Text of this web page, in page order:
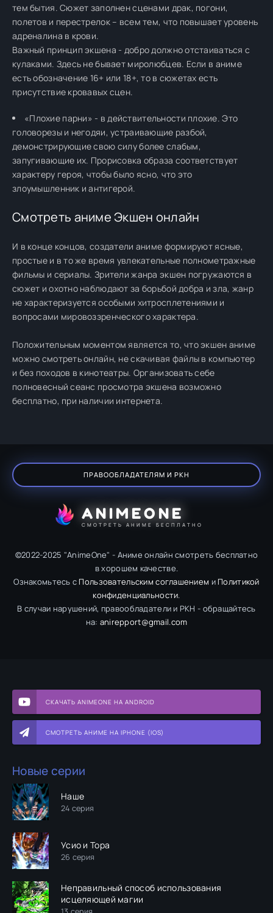
СКАЧАТЬ ANIMEONE НА ANDROID
СМОТРЕТЬ АНИМЕ НА IPHONE (IOS)
Новые серии
Наше
24 серия
Усио и Тора
26 серия
Неправильный способ использования
исцеляющей магии
тем бытия. Сюжет заполнен сценами драк, погони,
полетов и перестрелок – всем тем, что повышает уровень
адреналина в крови.
Важный принцип экшена - добро должно отстаиваться с
кулаками. Здесь не бывает миролюбцев. Если в аниме
есть обозначение 16+ или 18+, то в сюжетах есть
присутствие кровавых сцен.
«Плохие парни» - в действительности плохие. Это
головорезы и негодяи, устраивающие разбой,
демонстрирующие свою силу более слабым,
запугивающие их. Прорисовка образа соответствует
характеру героя, чтобы было ясно, что это
злоумышленник и антигерой.
Смотреть аниме Экшен онлайн
И в конце концов, создатели аниме формируют ясные,
простые и в то же время увлекательные полнометражные
фильмы и сериалы. Зрители жанра экшен погружаются в
сюжет и охотно наблюдают за борьбой добра и зла, жанр
не характеризуется особыми хитросплетениями и
вопросами мировоззренческого характера.
Положительным моментом является то, что экшен аниме
можно смотреть онлайн, не скачивая файлы в компьютер
и без походов в кинотеатры. Организовать себе
полновесный сеанс просмотра экшена возможно
бесплатно, при наличии интернета.
ПРАВООБЛАДАТЕЛЯМ И РКН
ANIMEONE
СМОТРЕТЬ АНИМЕ БЕСПЛАТНО
©2022-2025 "AnimeOne" - Аниме онлайн смотреть бесплатно
в хорошем качестве.
Ознакомьтесь с Пользовательским соглашением и Политикой
конфиденциальности.
В случаи нарушений, правообладатели и РКН - обращайтесь
на: anirepport@gmail.com